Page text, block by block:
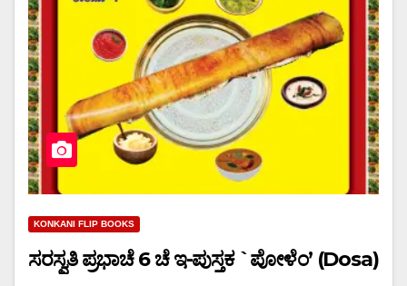
KONKANI FLIP BOOKS
ಸರಸ್ವತಿ ಪ್ರಭಾಚೆ 6 ಚೆ ಇ-ಪುಸ್ತಕ `ಪೋಳೆಂ’ (Dosa)